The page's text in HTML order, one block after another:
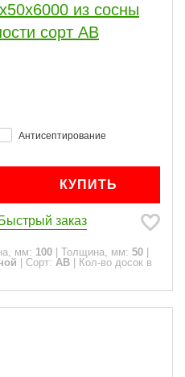
из сосны
сорт АВ
Антисептирование
КУПИТЬ
Быстрый заказ
мм: 100 Толщина, мм: 50
Сорт: АВ
Кол-во досок в